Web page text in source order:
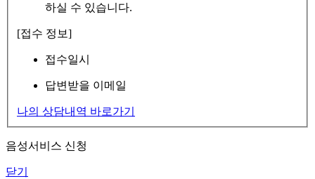
하실 수 있습니다.
[접수 정보]
접수일시
답변받을 이메일
나의 상담내역 바로가기
음성서비스 신청
닫기